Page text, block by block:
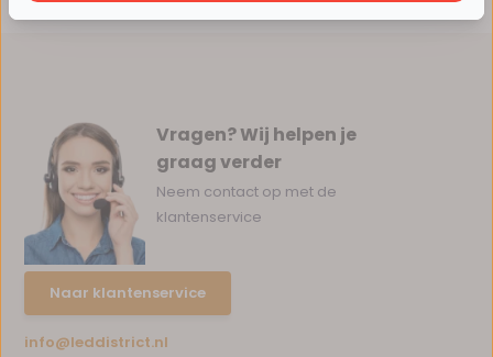
Vragen? Wij helpen je
graag verder
Neem contact op met de
klantenservice
Naar klantenservice
info@leddistrict.nl